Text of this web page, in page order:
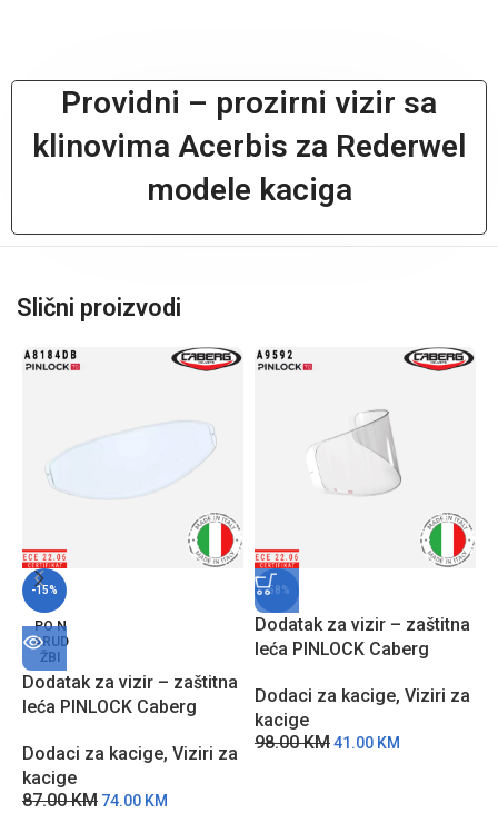
Providni – prozirni vizir sa
klinovima Acerbis za Rederwel
modele kaciga
Slični proizvodi
-15%
PO N
ARUD
ŽBI
Dodatak za vizir – zaštitna
leća PINLOCK Caberg
protiv zamagljivanja
Dodaci za kacige, Viziri za
kacige
87.00KM 74.00 KM
-58%
Dodatak za vizir – zaštitna
leća PINLOCK Caberg
zamagljivanja
Dodaci za kacige, Viziri za
kacige
98.00KM41.00 KM